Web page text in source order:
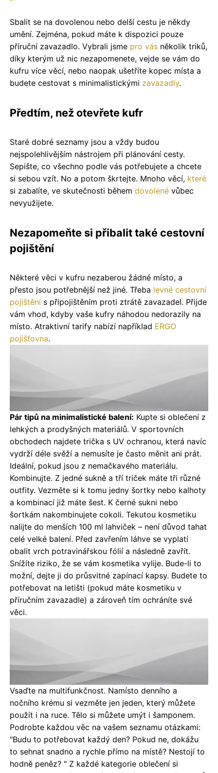
Sbalit se na dovolenou nebo delší cestu je někdy
umění. Zejména, pokud máte k dispozici pouze
příruční zavazadlo. Vybrali jsme pro vás několik triků,
díky kterým už nic nezapomenete, vejde se vám do
kufru více věcí, nebo naopak ušetříte kopec místa a
budete cestovat s minimalistickými zavazadly.
Předtím, než otevřete kufr
Staré dobré seznamy jsou a vždy budou
nejspolehlivějším nástrojem při plánování cesty.
Sepište, co všechno podle vás potřebujete a chcete
si sebou vzít. No a potom škrtejte. Mnoho věcí, které
si zabalíte, ve skutečnosti během dovolené vůbec
nevyužijete.
Nezapomeňte si přibalit také cestovní
pojištění
Některé věci v kufru nezaberou žádné místo, a
přesto jsou potřebnější než jiné. Třeba levné cestovní
pojištění s připojištěním proti ztrátě zavazadel. Přijde
vám vhod, kdyby vaše kufry náhodou nedorazily na
místo. Atraktivní tarify nabízí například ERGO
pojišťovna.
Pár tipů na minimalistické balení: Kupte si oblečení z
lehkých a prodyšných materiálů. V sportovních
obchodech najdete trička s UV ochranou, která navíc
vydrží déle svěží a nemusíte je často měnit ani prát.
Ideální, pokud jsou z nemačkavého materiálu.
Kombinujte. Z jedné sukně a tří triček máte tři různé
outfity. Vezměte si k tomu jedny šortky nebo kalhoty
a kombinací již máte šest. K černé sukni nebo
šortkám nakombinujete cokoli. Tekutou kosmetiku
nalijte do menších 100 ml lahviček – není důvod tahat
celé velké balení. Před zavřením láhve se vyplatí
obalit vrch potravinářskou fólií a následně zavřít.
Snížíte riziko, že se vám kosmetika vylije. Bude-li to
možní, dejte ji do průsvitné zapínací kapsy. Budete to
potřebovat na letišti (pokud máte kosmetiku v
příručním zavazadle) a zároveň tím ochráníte své
věci.
Vsaďte na multifunkčnost. Namísto denního a
nočního krému si vezměte jen jeden, který můžete
použít i na ruce. Tělo si můžete umýt i šamponem.
Podrobte každou věc na vašem seznamu otázkami:
"Budu to potřebovat každý den? Pokud ne, dokážu
to sehnat snadno a rychle přímo na místě? Nestojí to
hodně peněz? " Z každé kategorie oblečení si